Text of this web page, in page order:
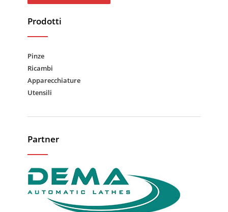
Prodotti
Pinze
Ricambi
Apparecchiature
Utensili
Partner